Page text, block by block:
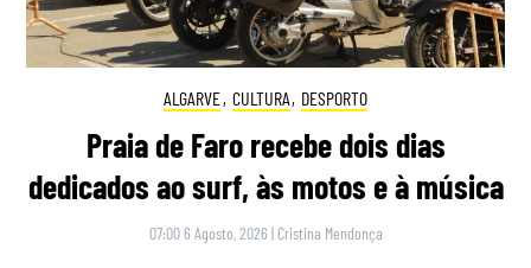
ALGARVE, CULTURA, DESPORTO
Praia de Faro recebe dois dias
dedicados ao surf, às motos e à música
07:00 6 Agosto, 2026 | Cristina Mendonça